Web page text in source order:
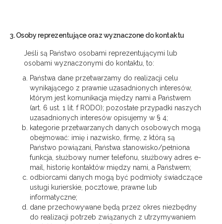
3. Osoby reprezentujące oraz wyznaczone do kontaktu
Jeśli są Państwo osobami reprezentującymi lub
osobami wyznaczonymi do kontaktu, to:
Państwa dane przetwarzamy do realizacji celu
wynikającego z prawnie uzasadnionych interesów,
którym jest komunikacja między nami a Państwem
(art. 6 ust. 1 lit. f RODO); pozostałe przypadki naszych
uzasadnionych interesów opisujemy w § 4;
kategorie przetwarzanych danych osobowych mogą
obejmować: imię i nazwisko, firmę, z którą są
Państwo powiązani, Państwa stanowisko/pełniona
funkcja, służbowy numer telefonu, służbowy adres e-
mail, historię kontaktów między nami, a Państwem;
odbiorcami danych mogą być podmioty świadczące
usługi kurierskie, pocztowe, prawne lub
informatyczne;
dane przechowywane będą przez okres niezbędny
do realizacji potrzeb związanych z utrzymywaniem